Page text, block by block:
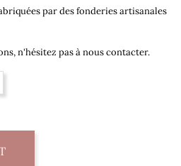
par des fonderies artisanales
n'hésitez pas à nous contacter.